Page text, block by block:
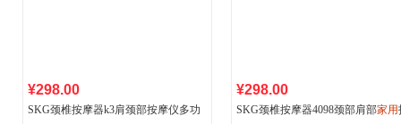
¥298.00
SKG颈椎按摩器k3肩颈部按摩仪多功
¥298.00
SKG颈椎按摩器4098颈部肩部家用